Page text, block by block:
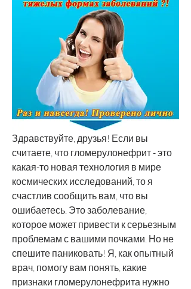
Здравствуйте, друзья! Если вы
считаете, что гломерулонефрит - это
какая-то новая технология в мире
космических исследований, то я
счастлив сообщить вам, что вы
ошибаетесь. Это заболевание,
которое может привести к серьезным
проблемам с вашими почками. Но не
спешите паниковать! Я, как опытный
врач, помогу вам понять, какие
признаки гломерулонефрита нужно